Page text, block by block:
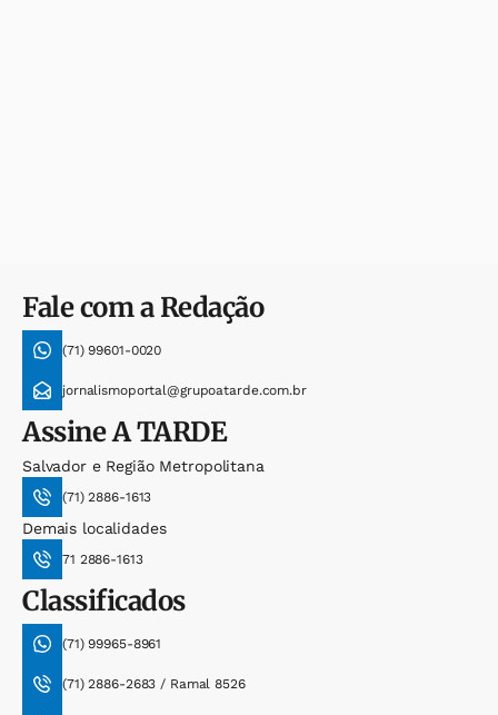
Fale com a Redação
(71) 99601-0020
jornalismoportal@grupoatarde.com.br
AssineA TARDE
Salvador e Região Metropolitana
(71) 2886-1613
Demais localidades
71 2886-1613
Classificados
(71) 99965-8961
(71) 2886-2683 / Ramal 8526